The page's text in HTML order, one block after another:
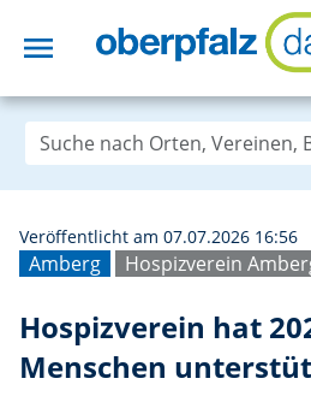
menu
Amberg Hospizverein
Veröffentlicht am 07.07.2026 16:56
Hospizverein hat
Menschen